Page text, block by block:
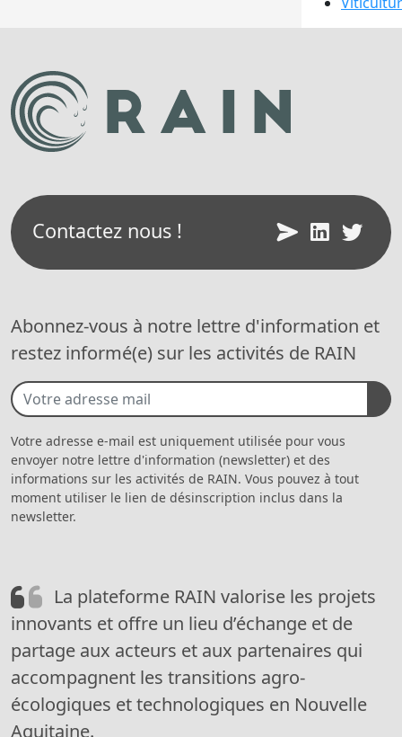
Contactez nous !
Abonnez-vous à notre lettre d'information et
restez informé(e) sur les activités de RAIN
Votre adresse e-mail est uniquement utilisée pour vous
envoyer notre lettre d'information (newsletter) et des
informations sur les activités de RAIN. Vous pouvez à tout
moment utiliser le lien de désinscription inclus dans la
newsletter.
La plateforme RAIN valorise les projets
innovants et offre un lieu d’échange et de
partage aux acteurs et aux partenaires qui
accompagnent les transitions agro-
écologiques et technologiques en Nouvelle
Aquitaine.